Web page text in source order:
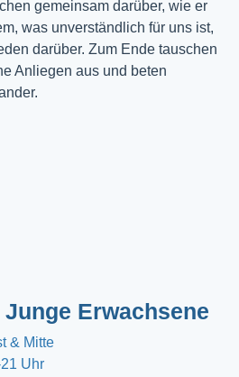
gemeinsam darüber, wie er
was unverständlich für uns ist,
darüber. Zum Ende tauschen
Anliegen aus und beten
Erwachsene
& Mitte
Uhr